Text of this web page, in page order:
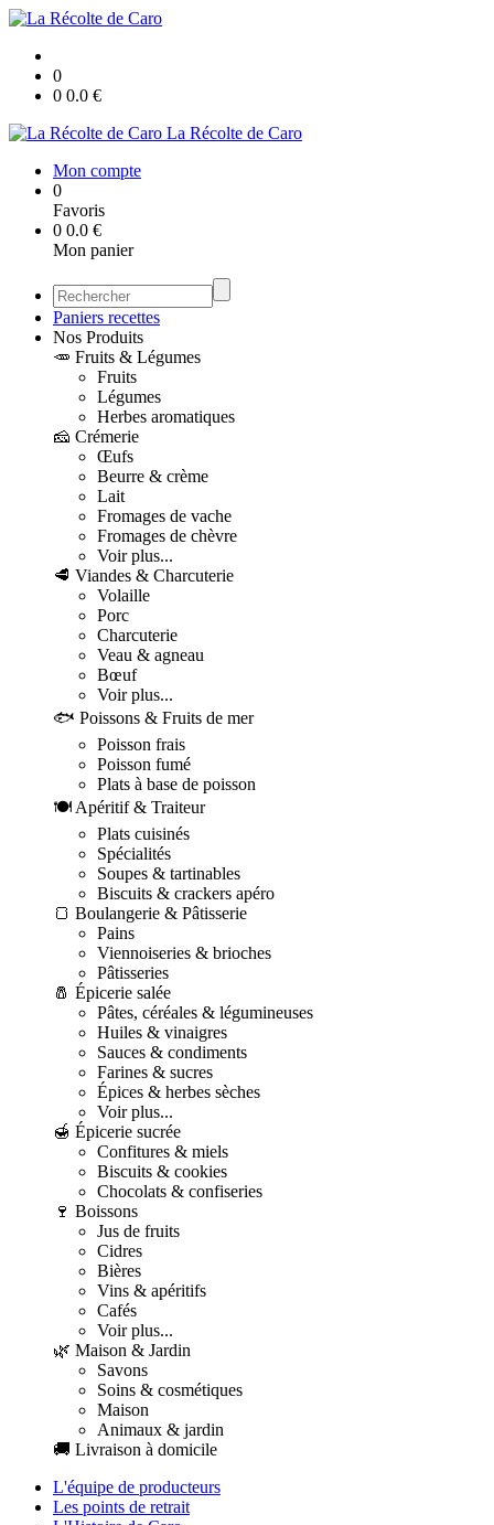
0
0 0.0 €
La Récolte de Caro
Mon compte
0
Favoris
0 0.0 €
Mon panier
Paniers recettes
Nos Produits
🥕 Fruits & Légumes
Fruits
Légumes
Herbes aromatiques
🧀 Crémerie
Œufs
Beurre & crème
Lait
Fromages de vache
Fromages de chèvre
Voir plus...
🥩 Viandes & Charcuterie
Volaille
Porc
Charcuterie
Veau & agneau
Bœuf
Voir plus...
🐟 Poissons & Fruits de mer
Poisson frais
Poisson fumé
Plats à base de poisson
🍽️ Apéritif & Traiteur
Plats cuisinés
Spécialités
Soupes & tartinables
Biscuits & crackers apéro
🍞 Boulangerie & Pâtisserie
Pains
Viennoiseries & brioches
Pâtisseries
🧂 Épicerie salée
Pâtes, céréales & légumineuses
Huiles & vinaigres
Sauces & condiments
Farines & sucres
Épices & herbes sèches
Voir plus...
🍯 Épicerie sucrée
Confitures & miels
Biscuits & cookies
Chocolats & confiseries
🍷 Boissons
Jus de fruits
Cidres
Bières
Vins & apéritifs
Cafés
Voir plus...
🌿 Maison & Jardin
Savons
Soins & cosmétiques
Maison
Animaux & jardin
🚚 Livraison à domicile
L'équipe de producteurs
Les points de retrait